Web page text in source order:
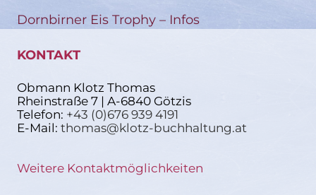
Dornbirner Eis Trophy – Infos
KONTAKT
Obmann Klotz Thomas
Rheinstraße 7 | A-6840 Götzis
Telefon: +43 (0)676 939 4191
E-Mail: thomas@klotz-buchhaltung.at
Weitere Kontaktmöglichkeiten